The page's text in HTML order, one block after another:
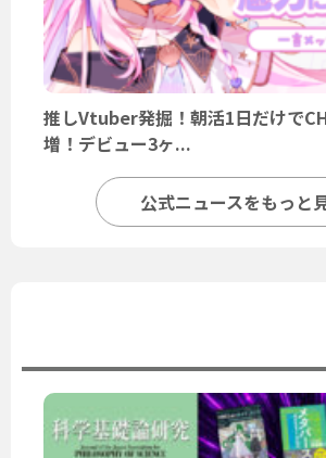
推しVtuber発掘！朝活1日だけで
増！デビュー3ヶ...
公式ニュースをもっと